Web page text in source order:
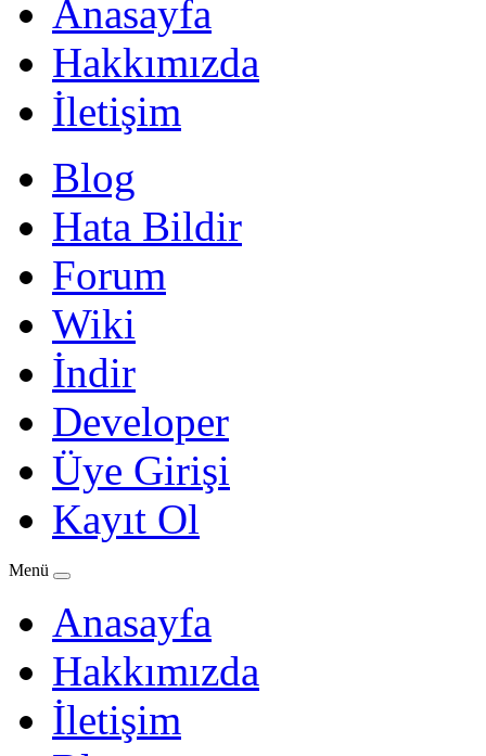
Anasayfa
Hakkımızda
İletişim
Blog
Hata Bildir
Forum
Wiki
İndir
Developer
Üye Girişi
Kayıt Ol
Menü
Anasayfa
Hakkımızda
İletişim